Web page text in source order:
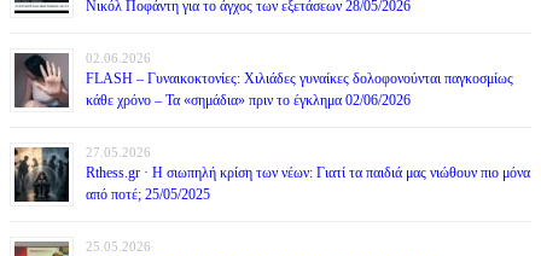
Νικόλ Ποφάντη για το άγχος των εξετάσεων 28/05/2026
02.06.2026
FLASH – Γυναικοκτονίες: Χιλιάδες γυναίκες δολοφονούνται παγκοσμίως
κάθε χρόνο – Τα «σημάδια» πριν το έγκλημα 02/06/2026
27.05.2026
Rthess.gr · Η σιωπηλή κρίση των νέων: Γιατί τα παιδιά μας νιώθουν πιο μόνα
από ποτέ; 25/05/2025
25.05.2026